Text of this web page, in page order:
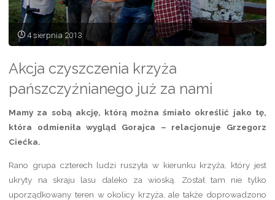
4 sierpnia 2013
Akcja czyszczenia krzyża
pańszczyźnianego już za nami
Mamy za sobą akcję, którą można śmiało określić jako tę,
która odmieniła wygląd Gorajca – relacjonuje Grzegorz
Ciećka.
Rano grupa czterech ludzi ruszyła w kierunku krzyża, który jest
ukryty na skraju lasu daleko za wioską. Został tam nie tylko
uporządkowany teren w okolicy krzyża, ale także doprowadzono